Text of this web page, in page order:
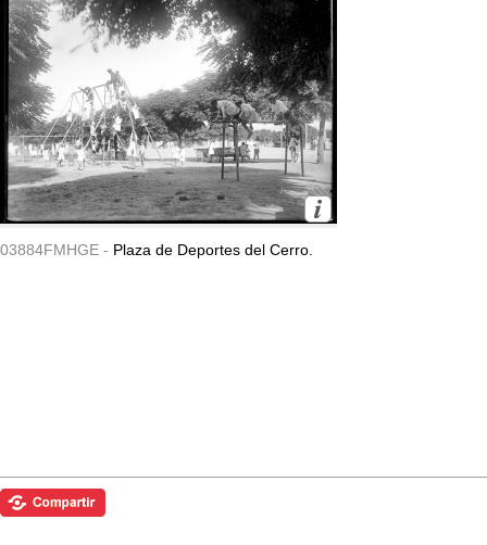
03884FMHGE - Plaza de Deportes del Cerro.